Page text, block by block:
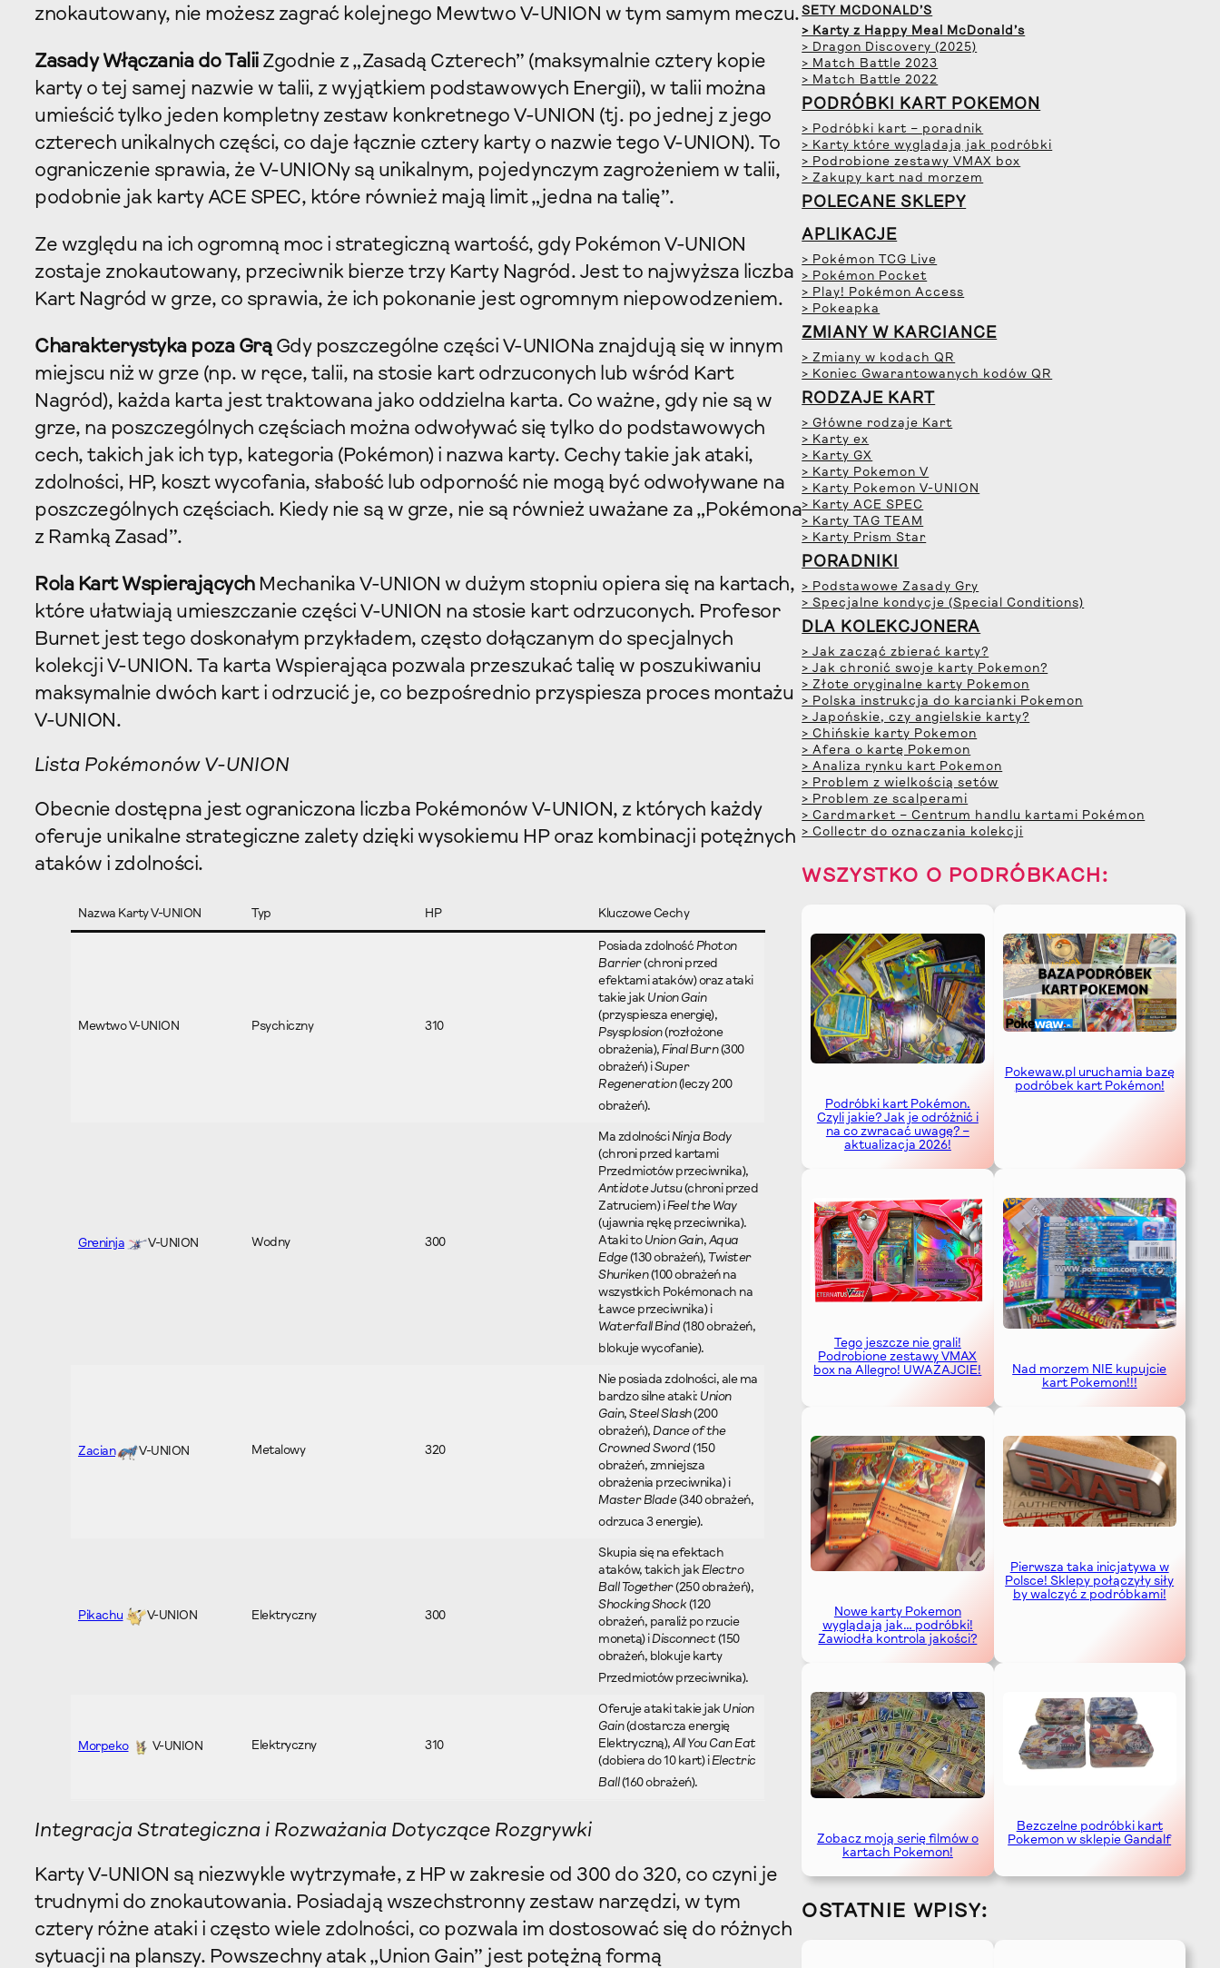
znokautowany, nie możesz zagrać kolejnego Mewtwo V-UNION w tym samym meczu.
Zasady Włączania do TaliiZgodnie z „Zasadą Czterech” (maksymalnie cztery kopie
karty o tej samej nazwie w talii, z wyjątkiem podstawowych Energii), w talii można
umieścić tylko jeden kompletny zestaw konkretnego V-UNION (tj. po jednej z jego
czterech unikalnych części, co daje łącznie cztery karty o nazwie tego V-UNION). To
ograniczenie sprawia, że V-UNIONy są unikalnym, pojedynczym zagrożeniem w talii,
podobnie jak karty ACE SPEC, które również mają limit „jedna na talię”.
Ze względu na ich ogromną moc i strategiczną wartość, gdy Pokémon V-UNION
zostaje znokautowany, przeciwnik bierze trzy Karty Nagród. Jest to najwyższa liczba
Kart Nagród w grze, co sprawia, że ich pokonanie jest ogromnym niepowodzeniem.
Charakterystyka poza GrąGdy poszczególne części V-UNIONa znajdują się w innym
miejscu niż w grze (np. w ręce, talii, na stosie kart odrzuconych lub wśród Kart
Nagród), każda karta jest traktowana jako oddzielna karta. Co ważne, gdy nie są w
grze, na poszczególnych częściach można odwoływać się tylko do podstawowych
cech, takich jak ich typ, kategoria (Pokémon) i nazwa karty. Cechy takie jak ataki,
zdolności, HP, koszt wycofania, słabość lub odporność nie mogą być odwoływane na
poszczególnych częściach. Kiedy nie są w grze, nie są również uważane za „Pokémona
z Ramką Zasad”.
Rola Kart WspierającychMechanika V-UNION w dużym stopniu opiera się na kartach,
które ułatwiają umieszczanie części V-UNION na stosie kart odrzuconych. Profesor
Burnet jest tego doskonałym przykładem, często dołączanym do specjalnych
kolekcji V-UNION. Ta karta Wspierająca pozwala przeszukać talię w poszukiwaniu
maksymalnie dwóch kart i odrzucić je, co bezpośrednio przyspiesza proces montażu
V-UNION.
Lista Pokémonów V-UNION
Obecnie dostępna jest ograniczona liczba Pokémonów V-UNION, z których każdy
oferuje unikalne strategiczne zalety dzięki wysokiemu HP oraz kombinacji potężnych
ataków i zdolności.
Nazwa Karty V-UNION Typ HP Kluczowe Cechy
Mewtwo V-UNION Psychiczny 310
Posiada zdolność Photon
Barrier(chroni przed
efektami ataków) oraz ataki
takie jak Union Gain
(przyspiesza energię),
Psysplosion(rozłożone
obrażenia), Final Burn(300
obrażeń) iSuper
Regeneration(leczy 200
obrażeń).
Greninja V-UNION Wodny 300
Ma zdolnościNinja Body
(chroni przed kartami
Przedmiotów przeciwnika),
Antidote Jutsu(chroni przed
Zatruciem) iFeel the Way
(ujawnia rękę przeciwnika).
Ataki to Union Gain, Aqua
Edge(130 obrażeń), Twister
Shuriken(100 obrażeń na
wszystkich Pokémonach na
Ławce przeciwnika) i
Waterfall Bind (180 obrażeń,
blokuje wycofanie).
Zacian V-UNION Metalowy 320
Nie posiada zdolności, ale ma
bardzo silne ataki: Union
Gain, Steel Slash(200
obrażeń), Dance of the
Crowned Sword (150
obrażeń, zmniejsza
obrażenia przeciwnika) i
Master Blade(340 obrażeń,
odrzuca 3 energie).
Pikachu V-UNION Elektryczny 300
Skupia się na efektach
ataków, takich jak Electro
Ball Together(250 obrażeń),
Shocking Shock (120
obrażeń, paraliż po rzucie
monetą) iDisconnect (150
obrażeń, blokuje karty
Przedmiotów przeciwnika).
Morpeko V-UNION Elektryczny 310
Oferuje ataki takie jak Union
Gain(dostarcza energię
Elektryczną), All You Can Eat
(dobiera do 10 kart) iElectric
Ball(160 obrażeń).
Integracja Strategiczna i Rozważania Dotyczące Rozgrywki
Karty V-UNION są niezwykle wytrzymałe, z HP w zakresie od 300 do 320, co czyni je
trudnymi do znokautowania. Posiadają wszechstronny zestaw narzędzi, w tym
cztery różne ataki i często wiele zdolności, co pozwala im dostosować się do różnych
sytuacji na planszy. Powszechny atak „Union Gain” jest potężną formą
SETY MCDONALD’S
> Karty z Happy Meal McDonald’s
> Dragon Discovery (2025)
> Match Battle 2023
> Match Battle 2022
PODRÓBKI KART POKEMON
> Podróbki kart – poradnik
> Karty które wyglądają jak podróbki
> Podrobione zestawy VMAX box
> Zakupy kart nad morzem
POLECANE SKLEPY
APLIKACJE
> Pokémon TCG Live
> Pokémon Pocket
> Play! Pokémon Access
> Pokeapka
ZMIANY W KARCIANCE
> Zmiany w kodach QR
> Koniec Gwarantowanych kodów QR
RODZAJE KART
> Główne rodzaje Kart
> Karty ex
> Karty GX
> Karty Pokemon V
> Karty Pokemon V-UNION
> Karty ACE SPEC
> Karty TAG TEAM
> Karty Prism Star
PORADNIKI
> Podstawowe Zasady Gry
> Specjalne kondycje (Special Conditions)
DLA KOLEKCJONERA
> Jak zacząć zbierać karty?
> Jak chronić swoje karty Pokemon?
> Złote oryginalne karty Pokemon
> Polska instrukcja do karcianki Pokemon
> Japońskie, czy angielskie karty?
> Chińskie karty Pokemon
> Afera o kartę Pokemon
> Analiza rynku kart Pokemon
> Problem z wielkością setów
> Problem ze scalperami
> Cardmarket – Centrum handlu kartami Pokémon
> Collectr do oznaczania kolekcji
WSZYSTKO O PODRÓBKACH:
Podróbki kart Pokémon.
Czyli jakie? Jak je odróżnić i
na co zwracać uwagę? –
aktualizacja 2026!
Pokewaw.pl uruchamia bazę
podróbek kart Pokémon!
Tego jeszcze nie grali!
Podrobione zestawy VMAX
box na Allegro! UWAŻAJCIE!
Nad morzem NIE kupujcie
kart Pokemon!!!
Nowe karty Pokemon
wyglądają jak… podróbki!
Zawiodła kontrola jakości?
Pierwsza taka inicjatywa w
Polsce! Sklepy połączyły siły
by walczyć z podróbkami!
Zobacz moją serię filmów o
kartach Pokemon!
Bezczelne podróbki kart
Pokemon w sklepie Gandalf
OSTATNIE WPISY: